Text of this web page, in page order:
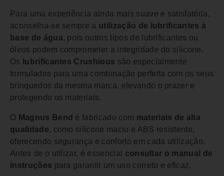
Para uma experiência ainda mais suave e satisfatória,
aconselha-se sempre a utilização de lubrificantes à
base de água, pois outros tipos de lubrificantes ou
óleos podem comprometer a integridade do silicone.
Os
lubrificantes Crushious são especialmente
formulados para uma combinação perfeita com os seus
brinquedos da mesma marca, elevando o prazer e
protegendo os materiais.
O Magnus Bend é fabricado com materiais de alta
qualidade, como silicone macio e ABS resistente,
oferecendo segurança e conforto em cada utilização.
Antes de o utilizar, é essencial consultar o manual de
instruções para garantir um uso correto e eficaz.